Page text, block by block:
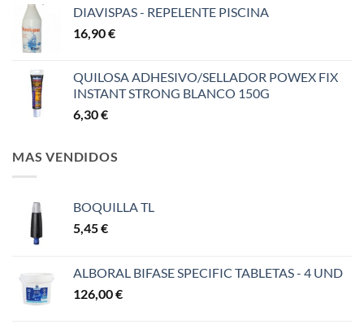
DIAVISPAS - REPELENTE PISCINA
16,90€
QUILOSA ADHESIVO/SELLADOR POWEX FIX
INSTANT STRONG BLANCO 150G
6,30€
MAS VENDIDOS
BOQUILLA TL
5,45€
ALBORAL BIFASE SPECIFIC TABLETAS - 4 UND
126,00€